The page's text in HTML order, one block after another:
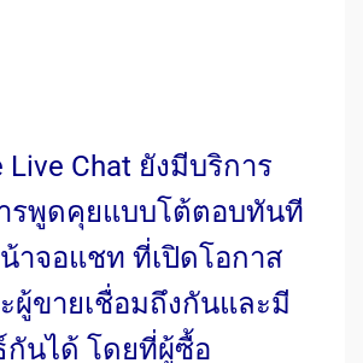
Live Chat ยังมีบริการ
รพูดคุยแบบโต้ตอบทันที
าจอแชท ที่เปิดโอกาส
ผู้ขายเชื่อมถึงกันและมี
นได้ โดยที่ผู้ซื้อ